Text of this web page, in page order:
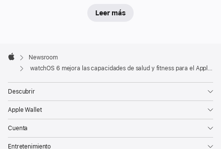
Leer más
Footer

Apple
Newsroom
watchOS 6 mejora las capacidades de salud y fitness para el Apple Watch
Descubrir
Apple Wallet
Cuenta
Entretenimiento